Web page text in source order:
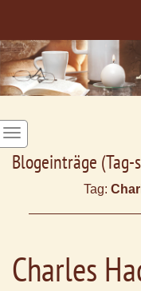
Blogeinträge
Tag:
Charles